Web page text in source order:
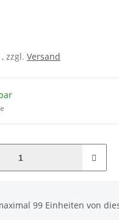
zzgl. Versand
99 Einheiten von